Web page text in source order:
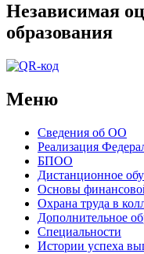
Независимая
образования
Меню
Сведения об ОО
Реализация
БПОО
Дистанционное
Основы
Охрана труда в
Дополнительное
Специальности
Истории успеха